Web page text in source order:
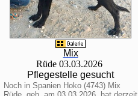
Mix
Rüde 03.03.2026
Pflegestelle gesucht
Noch in Spanien Hoko (4743) Mix